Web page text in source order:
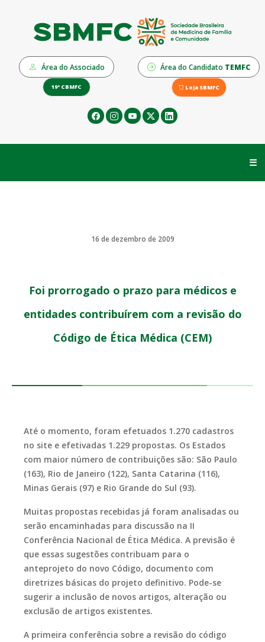
Área do Associado Área do Candidato TEMFC
19º CBMFC Loja SBMFC
☰
16 de dezembro de 2009
Foi prorrogado o prazo para médicos e
entidades contribuírem com a revisão do
Código de Ética Médica (CEM)
Até o momento, foram efetuados 1.270 cadastros
no site e efetivadas 1.229 propostas. Os Estados
com maior número de contribuições são: São Paulo
(163), Rio de Janeiro (122), Santa Catarina (116),
Minas Gerais (97) e Rio Grande do Sul (93).
Muitas propostas recebidas já foram analisadas ou
serão encaminhadas para discussão na II
Conferência Nacional de Ética Médica. A previsão é
que essas sugestões contribuam para o
anteprojeto do novo Código, documento com
diretrizes básicas do projeto definitivo. Pode-se
sugerir a inclusão de novos artigos, alteração ou
exclusão de artigos existentes.
A primeira conferência sobre a revisão do código